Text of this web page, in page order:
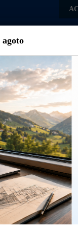
DI
PER
10, 2026 | Notizie
dal 01/04/
agoto